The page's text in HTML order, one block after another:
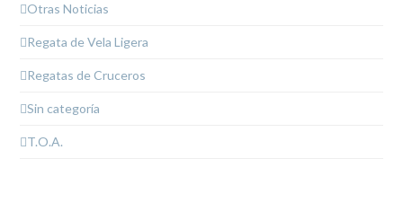
Otras Noticias
Regata de Vela Ligera
Regatas de Cruceros
Sin categoría
T.O.A.